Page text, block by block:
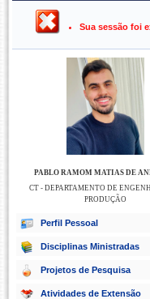
UFPB ›
Sua sessão foi
PABLO RAMOM MATIAS DE
CT - DEPARTAMENTO DE
PRODUÇÃO
Perfil Pessoal
Disciplinas Ministradas
Projetos de Pesquisa
Atividades de Extensão